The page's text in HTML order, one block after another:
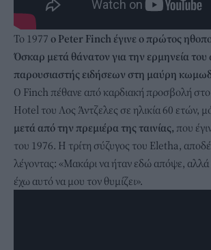
Το 1977 ο Peter Finch έγινε ο πρώτος
Όσκαρ μετά θάνατον για την ερμηνεία
παρουσιαστής ειδήσεων στη μαύρη
Ο Finch πέθανε από καρδιακή προσβολή
Hotel του Λος Άντζελες σε ηλικία 60 ετών,
μετά από την πρεμιέρα της ταινίας, που
του 1976. Η τρίτη σύζυγος του Eletha,
λέγοντας: «Μακάρι να ήταν εδώ απόψε, αλλά
έχω αυτό να μου τον θυμίζει».